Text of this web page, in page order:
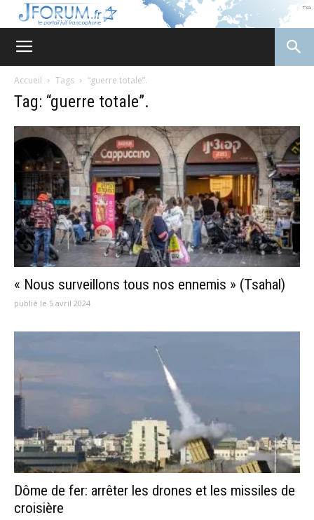
Accueil Tags “guerre totale”.
Tag: “guerre totale”.
« Nous surveillons tous nos ennemis » (Tsahal)
publié le 5 avril 2024
Dôme de fer: arrêter les drones et les missiles de
croisière